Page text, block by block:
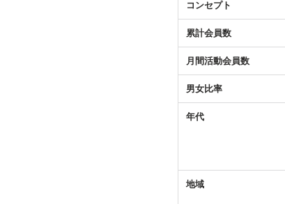
コンセプト
累計会員数
月間活動会員数
男女比率
年代
地域